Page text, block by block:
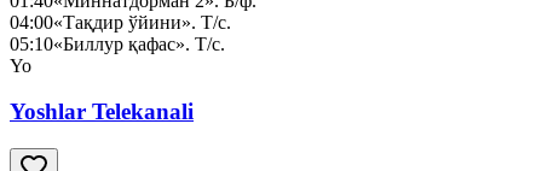
04:00«Тақдир ўйини». Т/с.
05:10«Биллур қафас». Т/с.
Yo
Yoshlar Telekanali